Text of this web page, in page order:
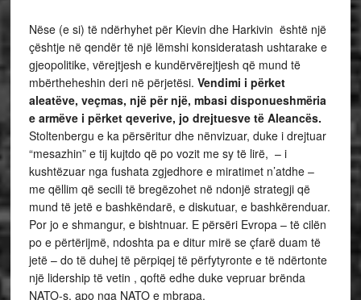
Nëse (e si) të ndërhyhet për Kievin dhe Harkivin është një
çështje në qendër të një lëmshi konsideratash ushtarake e
gjeopolitike, vërejtjesh e kundërvërejtjesh që mund të
mbërtheheshin deri në përjetësi. Vendimi i përket
aleatëve, veçmas, një për një, mbasi disponueshmëria
e armëve i përket qeverive, jo drejtuesve të Aleancës.
Stoltenbergu e ka përsëritur dhe nënvizuar, duke i drejtuar
“mesazhin” e tij kujtdo që po vozit me sy të lirë, – i
kushtëzuar nga fushata zgjedhore e miratimet n’atdhe –
me qëllim që secili të bregëzohet në ndonjë strategji që
mund të jetë e bashkëndarë, e diskutuar, e bashkërenduar.
Por jo e shmangur, e bishtnuar. E përsëri Evropa – të cilën
po e përtërijmë, ndoshta pa e ditur mirë se çfarë duam të
jetë – do të duhej të përpiqej të përfytyronte e të ndërtonte
një lidership të vetin , qoftë edhe duke vepruar brënda
NATO-s, apo nga NATO e mbrapa.